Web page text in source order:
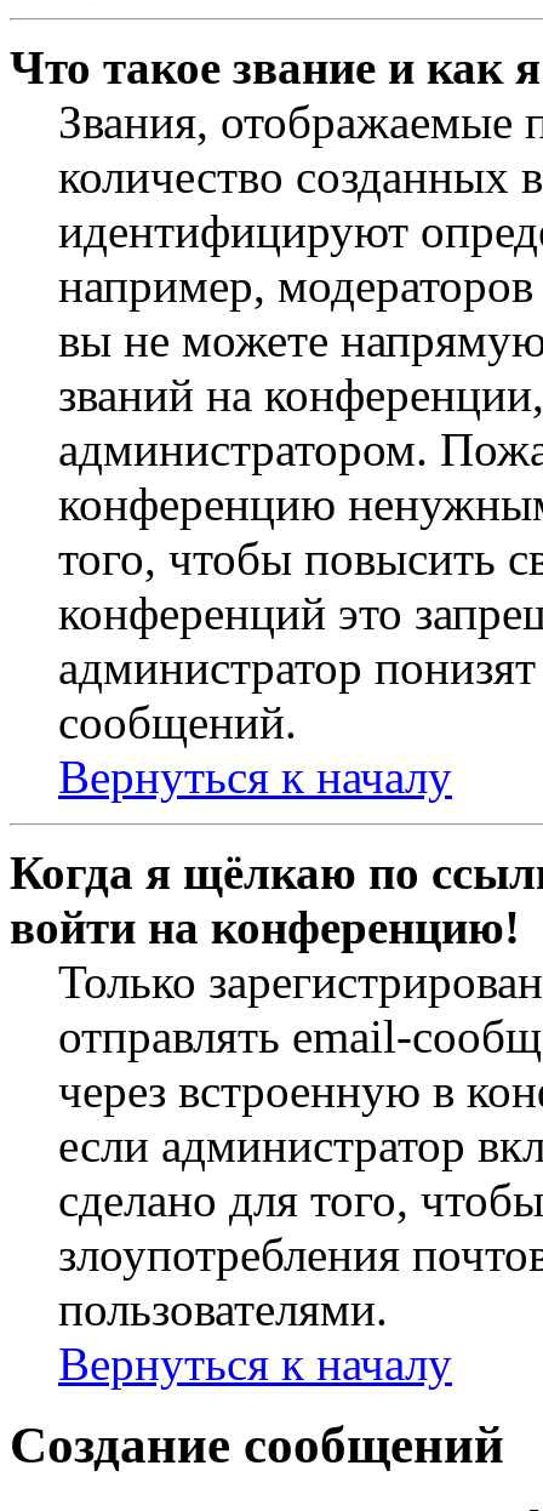
Что такое звание и как
Звания,
количество
идентифицируют
например,
вы не можете
званий на
администратором.
конференцию
того, чтобы повысить
конференций это
администратор
сообщений.
Вернуться к началу
Когда я щёлкаю по
войти на конференцию!
Только
отправлять email-
через встроенную в
если администратор
сделано для того,
злоупотребления
пользователями.
Вернуться к началу
Создание сообщений